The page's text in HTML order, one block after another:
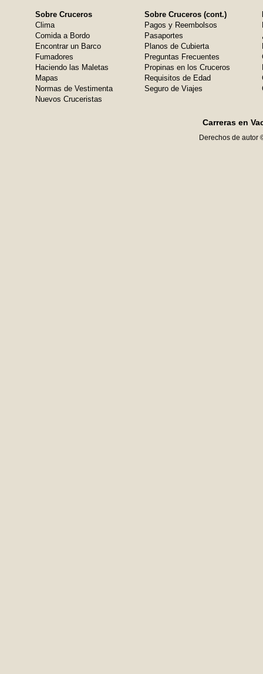
Sobre Cruceros
Clima
Comida a Bordo
Encontrar un Barco
Fumadores
Haciendo las Maletas
Mapas
Normas de Vestimenta
Nuevos Cruceristas
Sobre Cruceros (cont.)
Pagos y Reembolsos
Pasaportes
Planos de Cubierta
Preguntas Frecuentes
Propinas en los Cruceros
Requisitos de Edad
Seguro de Viajes
Carreras en
Derechos de autor